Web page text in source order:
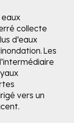
collecte
d’eaux
Les
vers un